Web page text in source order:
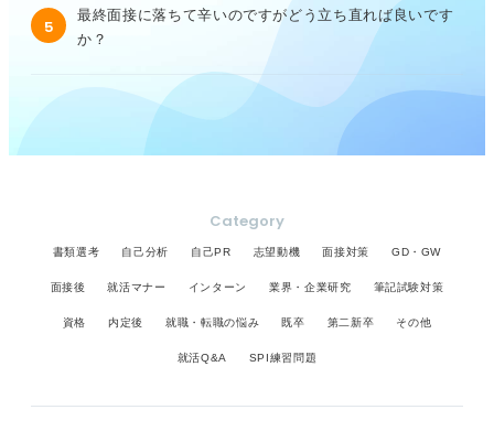
5
最終面接に落ちて辛いのですがどう立ち直れば良いです
か？
Category
書類選考 自己分析 自己PR 志望動機 面接対策 GD・GW
面接後 就活マナー インターン 業界・企業研究 筆記試験対策
資格 内定後 就職・転職の悩み 既卒 第二新卒 その他
就活Q&A SPI練習問題